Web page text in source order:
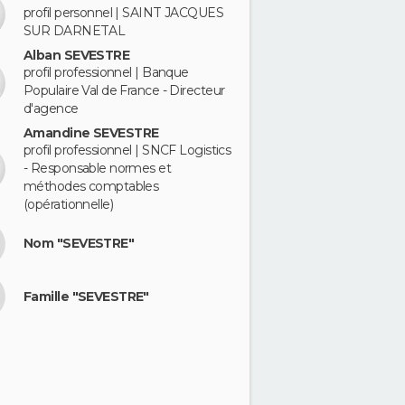
profil personnel | SAINT JACQUES
SUR DARNETAL
Alban SEVESTRE
profil professionnel | Banque
Populaire Val de France - Directeur
d'agence
Amandine SEVESTRE
profil professionnel | SNCF Logistics
- Responsable normes et
méthodes comptables
(opérationnelle)
Nom "SEVESTRE"
Famille "SEVESTRE"